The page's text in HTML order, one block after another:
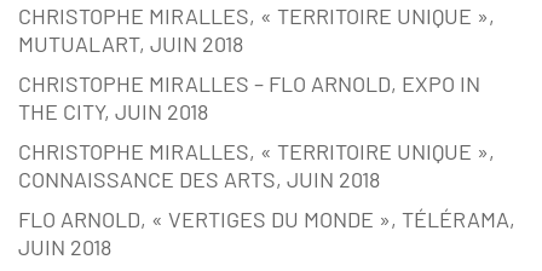
CHRISTOPHE MIRALLES, « TERRITOIRE UNIQUE »,
MUTUALART, JUIN 2018
CHRISTOPHE MIRALLES – FLO ARNOLD, EXPO IN
THE CITY, JUIN 2018
CHRISTOPHE MIRALLES, « TERRITOIRE UNIQUE »,
CONNAISSANCE DES ARTS, JUIN 2018
FLO ARNOLD, « VERTIGES DU MONDE », TÉLÉRAMA,
JUIN 2018